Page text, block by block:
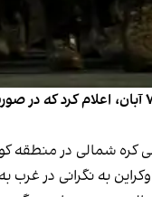
وزارت دفاع ایالات متحده روز
کره شمالی در
به نگرانی در